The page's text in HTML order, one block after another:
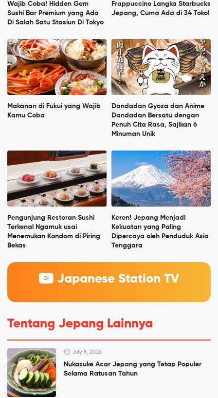
Wajib Coba! Hidden Gem
Sushi Bar Premium yang Ada
Di Salah Satu Stasiun Di Tokyo
Frappuccino Langka Starbucks
Jepang, Cuma Ada di 34 Toko!
Makanan di Fukui yang Wajib
Kamu Coba
Dandadan Gyoza dan Anime
Dandadan Bersatu dengan
Penuh Cita Rasa, Sajikan 6
Minuman Unik
Pengunjung Restoran Sushi
Terkenal Ngamuk usai
Menemukan Kondom di Piring
Bekas
Keren! Jepang Menjadi
Kekuatan yang Paling
Dipercaya oleh Penduduk Asia
Tenggara
Japanese Station TV
Tentang Jepang Lainnya
July 8, 2026
Nukazuke Acar Jepang yang Tetap Populer
Selama Ratusan Tahun